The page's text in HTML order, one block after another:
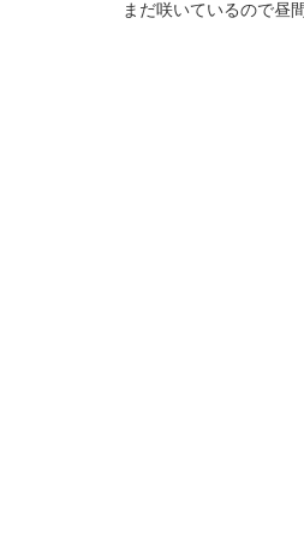
まだ咲いているので昼